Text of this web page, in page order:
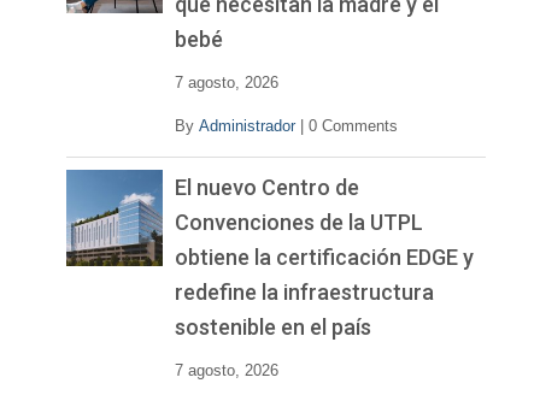
bebé
7 agosto, 2026
By Administrador 0 Comments
El nuevo Centro de
Convenciones de la UTPL
obtiene la certificación EDGE y
redefine la infraestructura
sostenible en el país
7 agosto, 2026